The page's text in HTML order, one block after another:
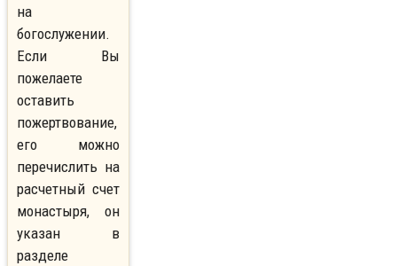
на
богослужении.
Если Вы
пожелаете
оставить
пожертвование,
его можно
перечислить на
расчетный счет
монастыря, он
указан в
разделе